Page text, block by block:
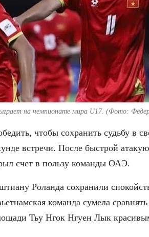
на чемпионате мира U17. (Фото:
чтобы сохранить судьбу в
встречи. После быстрой
счет в пользу команды ОАЭ.
Роланда сохранили
команда сумела
Тьу Нгок Нгуен Лык